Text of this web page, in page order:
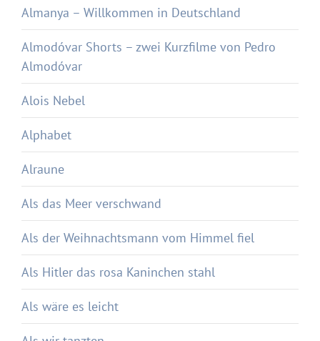
Almanya – Willkommen in Deutschland
Almodóvar Shorts – zwei Kurzfilme von Pedro
Almodóvar
Alois Nebel
Alphabet
Alraune
Als das Meer verschwand
Als der Weihnachtsmann vom Himmel fiel
Als Hitler das rosa Kaninchen stahl
Als wäre es leicht